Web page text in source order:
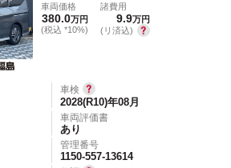
車両価格
380.0万円
(税込 *10%)
諸費用
9.9万円
(リ済込)
車検
2028(R10)年08月
車両評価書
あり
管理番号
1150-557-13614